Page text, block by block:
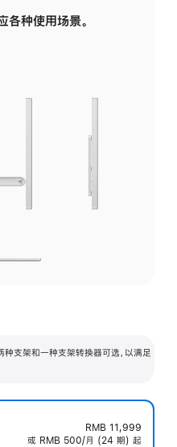
各种使用场景。
支架和一种支架转换器可选，以满足
RMB 11,999
或 RMB 500/月 (24 期) 起